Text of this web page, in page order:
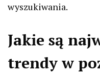
wyszukiwania.
Jakie są
trendy w